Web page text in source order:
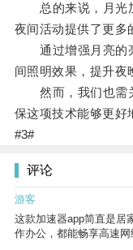
总的来说，月光加
夜间活动提供了更多
通过增强月亮的亮
间照明效果，提升夜
然而，我们也需关
保这项技术能够更好
#3#
评论
游客
这款加速器app简直是居
作办公，都能畅享高速网